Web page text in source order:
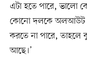
এটা হতে পারে, ভালো
কোনো দলকে অলআউট
করতে না পারে, তাহলে
আছে।’